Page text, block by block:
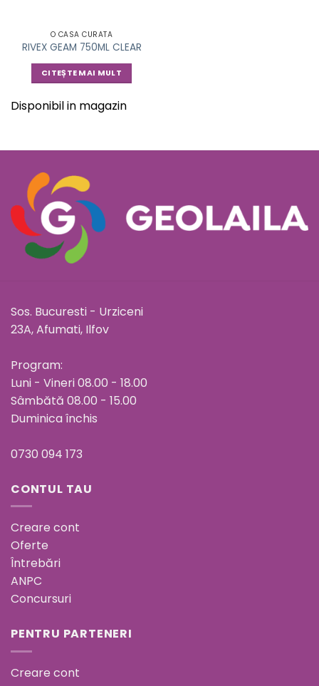
O CASA CURATA
RIVEX GEAM 750ML CLEAR
CITEȘTE MAI MULT
Disponibil in magazin
Sos. Bucuresti - Urziceni
23A, Afumati, Ilfov
Program:
Luni - Vineri 08.00 - 18.00
Sâmbătă 08.00 - 15.00
Duminica închis
0730 094 173
CONTUL TAU
Creare cont
Oferte
Întrebări
ANPC
Concursuri
PENTRU PARTENERI
Creare cont